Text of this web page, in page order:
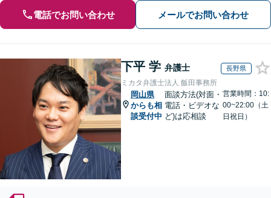
電話でお問い合わせ メールでお問い合わせ
下平 学 弁護士 長野県
ミカタ弁護士法人 飯田事務所
岡山県
からも相
談受付中
面談方法(対面・
電話・ビデオな
ど)は応相談
営業時間：10:
00~22:00（土
日祝日）